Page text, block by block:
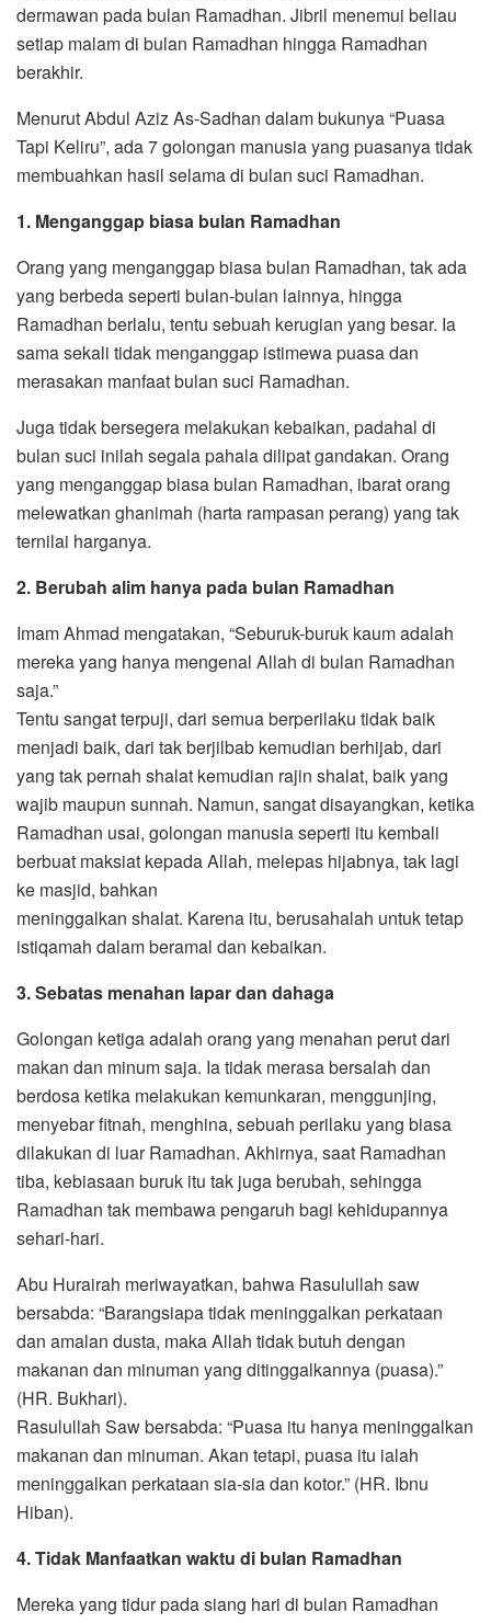
dermawan pada bulan Ramadhan. Jibril menemui beliau
setiap malam di bulan Ramadhan hingga Ramadhan
berakhir.
Menurut Abdul Aziz As-Sadhan dalam bukunya “Puasa
Tapi Keliru”, ada 7 golongan manusia yang puasanya tidak
membuahkan hasil selama di bulan suci Ramadhan.
1. Menganggap biasa bulan Ramadhan
Orang yang menganggap biasa bulan Ramadhan, tak ada
yang berbeda seperti bulan-bulan lainnya, hingga
Ramadhan berlalu, tentu sebuah kerugian yang besar. Ia
sama sekali tidak menganggap istimewa puasa dan
merasakan manfaat bulan suci Ramadhan.
Juga tidak bersegera melakukan kebaikan, padahal di
bulan suci inilah segala pahala dilipat gandakan. Orang
yang menganggap biasa bulan Ramadhan, ibarat orang
melewatkan ghanimah (harta rampasan perang) yang tak
ternilai harganya.
2. Berubah alim hanya pada bulan Ramadhan
Imam Ahmad mengatakan, “Seburuk-buruk kaum adalah
mereka yang hanya mengenal Allah di bulan Ramadhan
saja.”
Tentu sangat terpuji, dari semua berperilaku tidak baik
menjadi baik, dari tak berjilbab kemudian berhijab, dari
yang tak pernah shalat kemudian rajin shalat, baik yang
wajib maupun sunnah. Namun, sangat disayangkan, ketika
Ramadhan usai, golongan manusia seperti itu kembali
berbuat maksiat kepada Allah, melepas hijabnya, tak lagi
ke masjid, bahkan
meninggalkan shalat. Karena itu, berusahalah untuk tetap
istiqamah dalam beramal dan kebaikan.
3. Sebatas menahan lapar dan dahaga
Golongan ketiga adalah orang yang menahan perut dari
makan dan minum saja. Ia tidak merasa bersalah dan
berdosa ketika melakukan kemunkaran, menggunjing,
menyebar fitnah, menghina, sebuah perilaku yang biasa
dilakukan di luar Ramadhan. Akhirnya, saat Ramadhan
tiba, kebiasaan buruk itu tak juga berubah, sehingga
Ramadhan tak membawa pengaruh bagi kehidupannya
sehari-hari.
Abu Hurairah meriwayatkan, bahwa Rasulullah saw
bersabda: “Barangsiapa tidak meninggalkan perkataan
dan amalan dusta, maka Allah tidak butuh dengan
makanan dan minuman yang ditinggalkannya (puasa).”
(HR. Bukhari).
Rasulullah Saw bersabda: “Puasa itu hanya meninggalkan
makanan dan minuman. Akan tetapi, puasa itu ialah
meninggalkan perkataan sia-sia dan kotor.” (HR. Ibnu
Hiban).
4. Tidak Manfaatkan waktu di bulan Ramadhan
Mereka yang tidur pada siang hari di bulan Ramadhan